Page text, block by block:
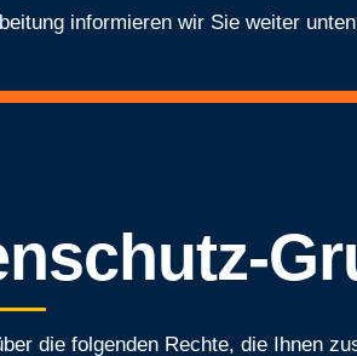
informieren wir Sie weiter
die folgenden Rechte, die Ihnen